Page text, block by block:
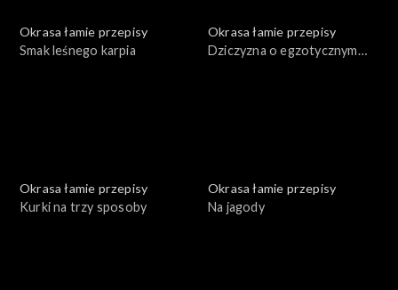
Okrasa łamie przepisy
Smak leśnego karpia
Okrasa łamie przepisy
Dziczyzna o egzotycznym
Okrasa łamie przepisy
Kurki na trzy sposoby
Okrasa łamie przepisy
Na jagody